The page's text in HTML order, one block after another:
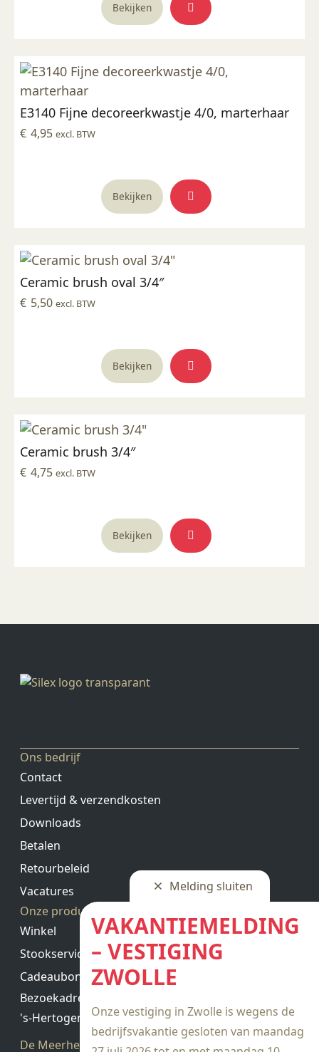
Melding sluiten
VAKANTIEMELDING
– VESTIGING
ZWOLLE
Onze vestiging in Zwolle is wegens de
bedrijfsvakantie gesloten van maandag
Bekijken
E3140 Fijne decoreerkwastje 4/0, marterhaar
€ 4,95 excl. BTW
Bekijken
Ceramic brush oval 3/4″
€ 5,50 excl. BTW
Bekijken
Ceramic brush 3/4″
€ 4,75 excl. BTW
Bekijken
Ons bedrijf
Contact
Levertijd & verzendkosten
Downloads
Betalen
Retourbeleid
Vacatures
Onze producten
Winkel
Stookservice
Cadeaubon saldo
Bezoekadres
's-Hertogenbosch
De Meerheuvel 21